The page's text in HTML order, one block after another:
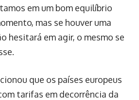
em um bom equilíbrio
mas se houver uma
hesitará em agir, o mesmo se
que os países europeus
tarifas em decorrência da